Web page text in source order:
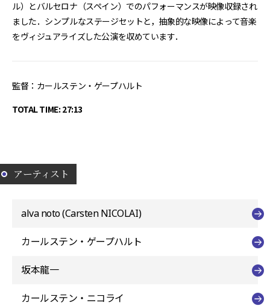
ル）とバルセロナ（スペイン）でのパフォーマンスが映像収録され
ました．シンプルなステージセットと，抽象的な映像によって音楽
をヴィジュアライズした公演を収めています．
監督：カールステン・ゲープハルト
TOTAL TIME: 27:13
アーティスト
alva noto (Carsten NICOLAI)
カールステン・ゲープハルト
坂本龍一
カールステン・ニコライ